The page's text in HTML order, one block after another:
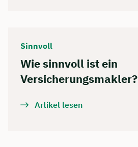
Sinnvoll
Wie sinnvoll ist ein
Versicherungsmakler?
Artikel lesen